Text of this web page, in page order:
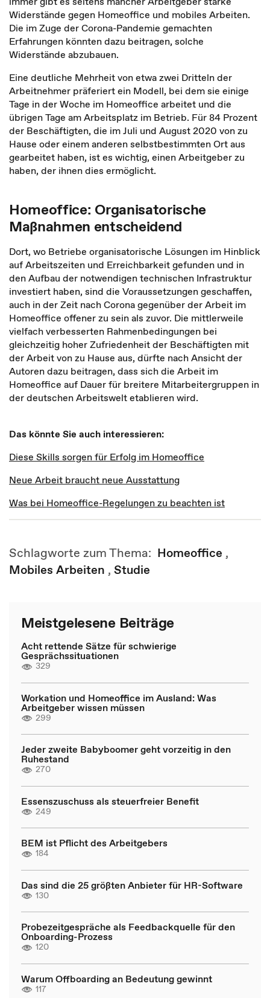
Widerstände gegen Homeoffice und mobiles Arbeiten.
Die im Zuge der Corona-Pandemie gemachten
Erfahrungen könnten dazu beitragen, solche
Widerstände abzubauen.
Eine deutliche Mehrheit von etwa zwei Dritteln der
Arbeitnehmer präferiert ein Modell, bei dem sie einige
Tage in der Woche im Homeoffice arbeitet und die
übrigen Tage am Arbeitsplatz im Betrieb. Für 84 Prozent
der Beschäftigten, die im Juli und August 2020 von zu
Hause oder einem anderen selbstbestimmten Ort aus
gearbeitet haben, ist es wichtig, einen Arbeitgeber zu
haben, der ihnen dies ermöglicht.
Homeoffice: Organisatorische
Maßnahmen entscheidend
Dort, wo Betriebe organisatorische Lösungen im Hinblick
auf Arbeitszeiten und Erreichbarkeit gefunden und in
den Aufbau der notwendigen technischen Infrastruktur
investiert haben, sind die Voraussetzungen geschaffen,
auch in der Zeit nach Corona gegenüber der Arbeit im
Homeoffice offener zu sein als zuvor. Die mittlerweile
vielfach verbesserten Rahmenbedingungen bei
gleichzeitig hoher Zufriedenheit der Beschäftigten mit
der Arbeit von zu Hause aus, dürfte nach Ansicht der
Autoren dazu beitragen, dass sich die Arbeit im
Homeoffice auf Dauer für breitere Mitarbeitergruppen in
der deutschen Arbeitswelt etablieren wird.
Das könnte Sie auch interessieren:
Diese Skills sorgen für Erfolg im Homeoffice
Neue Arbeit braucht neue Ausstattung
Was bei Homeoffice-Regelungen zu beachten ist
Schlagworte zum Thema: Homeoffice ,
Mobiles Arbeiten , Studie
Meistgelesene Beiträge
Acht rettende Sätze für schwierige
Gesprächssituationen
329
Workation und Homeoffice im Ausland: Was
Arbeitgeber wissen müssen
299
Jeder zweite Babyboomer geht vorzeitig in den
Ruhestand
270
Essenszuschuss als steuerfreier Benefit
249
BEM ist Pflicht des Arbeitgebers
184
Das sind die 25 größten Anbieter für HR-Software
130
Probezeitgespräche als Feedbackquelle für den
Onboarding-Prozess
120
Warum Offboarding an Bedeutung gewinnt
117